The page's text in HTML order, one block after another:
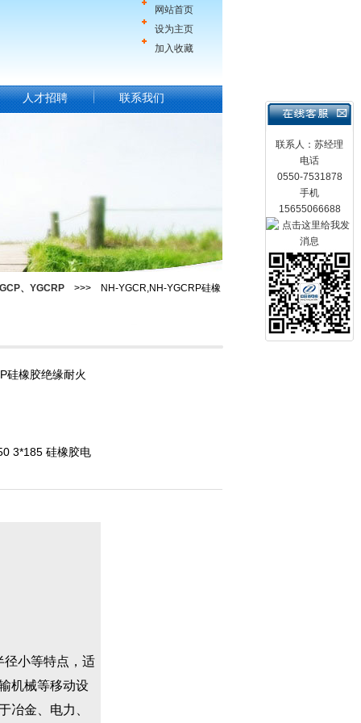
网站首页
设为主页
加入收藏
联系人：苏经理
电话
0550-7531878
手机
15655066688
人才招聘 联系我们
、YGCRP >>> NH-YGCR,NH-YGCRP硅橡
硅橡胶绝缘耐火
3*185 硅橡胶电
小等特点，适
机械等移动设
冶金、电力、